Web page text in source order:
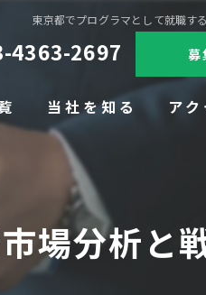
東京都でプログラマとして就職す
4363-2697 募
当社を知る
未経験
転職
SES
ア
場分析と